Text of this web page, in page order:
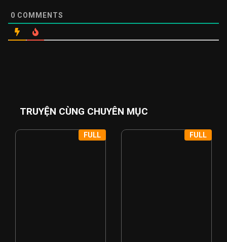
0 COMMENTS
TRUYỆN CÙNG CHUYÊN MỤC
FULL FULL